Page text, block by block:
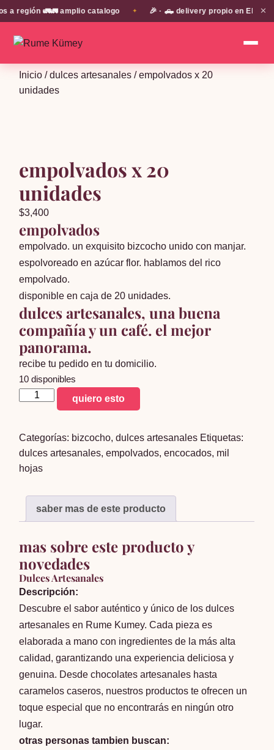
región 🚛🚛 amplio catalogo 🎉 · 🛻 delivery propio en EN ✕
Inicio /dulces artesanales / empolvados x 20
unidades
empolvados x 20
unidades
$3,400
empolvados
empolvado. un exquisito bizcocho unido con manjar.
espolvoreado en azúcar flor. hablamos del rico
empolvado.
disponible en caja de 20 unidades.
dulces artesanales, una buena
compañía y un café. el mejor
panorama.
recibe tu pedido en tu domicilio.
10 disponibles
empolvados
unidades
cantidad
quiero esto
Categorías: bizcocho,dulces artesanales Etiquetas:
dulces artesanales,empolvados,encocados, mil
hojas
saber mas de este producto
mas sobre este producto y
novedades
Dulces Artesanales
Descripción:
Descubre el sabor auténtico y único de los dulces
artesanales en Rume Kumey. Cada pieza es
elaborada a mano con ingredientes de la más alta
calidad, garantizando una experiencia deliciosa y
genuina. Desde chocolates artesanales hasta
caramelos caseros, nuestros productos te ofrecen un
toque especial que no encontrarás en ningún otro
lugar.
otras personas tambien buscan: